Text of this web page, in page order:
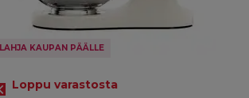
LAHJA KAUPAN PÄÄLLE
Loppu varastosta